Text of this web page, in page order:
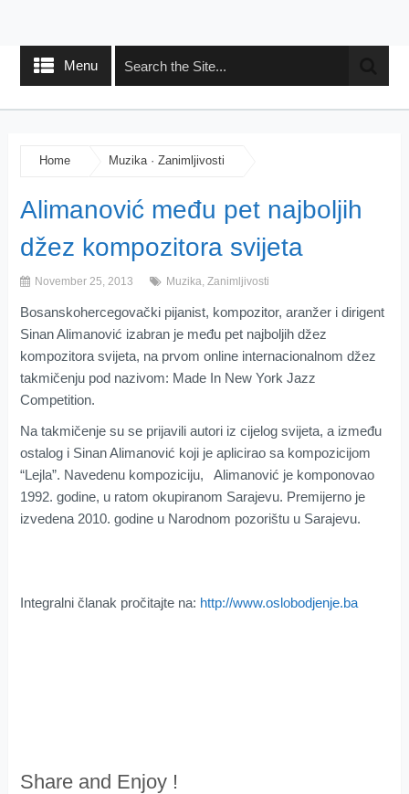
Menu
Home Muzika· Zanimljivosti
Alimanović među pet najboljih
džez kompozitora svijeta
November 25, 2013 Muzika, Zanimljivosti
Bosanskohercegovački pijanist, kompozitor, aranžer i dirigent
Sinan Alimanović izabran je među pet najboljih džez
kompozitora svijeta, na prvom online internacionalnom džez
takmičenju pod nazivom: Made In New York Jazz
Competition.
Na takmičenje su se prijavili autori iz cijelog svijeta, a između
ostalog i Sinan Alimanović koji je aplicirao sa kompozicijom
“Lejla”. Navedenu kompoziciju, Alimanović je komponovao
1992. godine, u ratom okupiranom Sarajevu. Premijerno je
izvedena 2010. godine u Narodnom pozorištu u Sarajevu.
Integralni članak pročitajte na: http://www.oslobodjenje.ba
Share and Enjoy !